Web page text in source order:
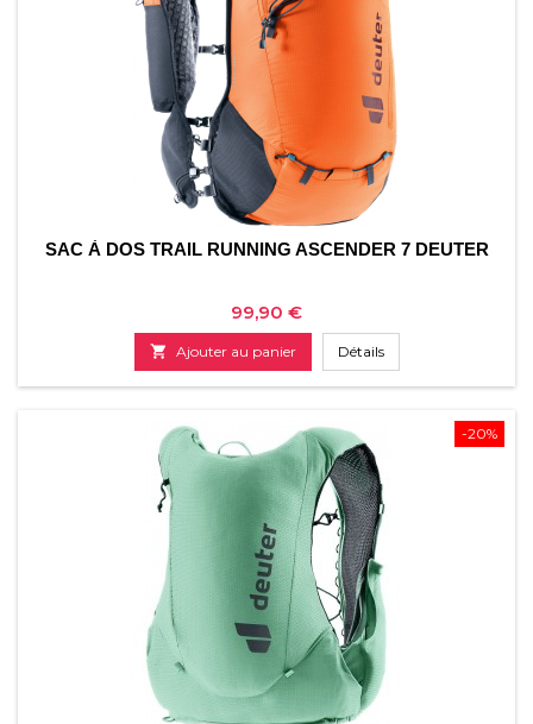
SAC À DOS TRAIL RUNNING ASCENDER 7 DEUTER
Prix
99,90 €
 Ajouter au panier Détails
-20%